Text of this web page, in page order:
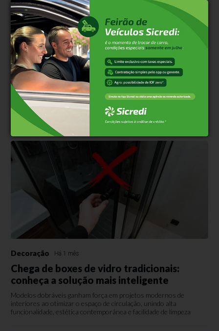
Alimentação Há 2 semanas
Saiba quais alimentos feitos na air fryer
podem formar acrilamida
Ingredientes ricos em amido exigem atenção ao dourar em excesso;
controle de temperatura e pré-preparo ajudam a reduzir riscos
Decoração Há 1 mês
Chega de boxes de vidro tradicionais:
conheça a solução mais inteligente
Modelos dobráveis ganham força em projetos modernos de
interiores ao otimizar o espaço de circulação, unindo alta
funcionalidade, estética contemporânea e facilidade de limpeza